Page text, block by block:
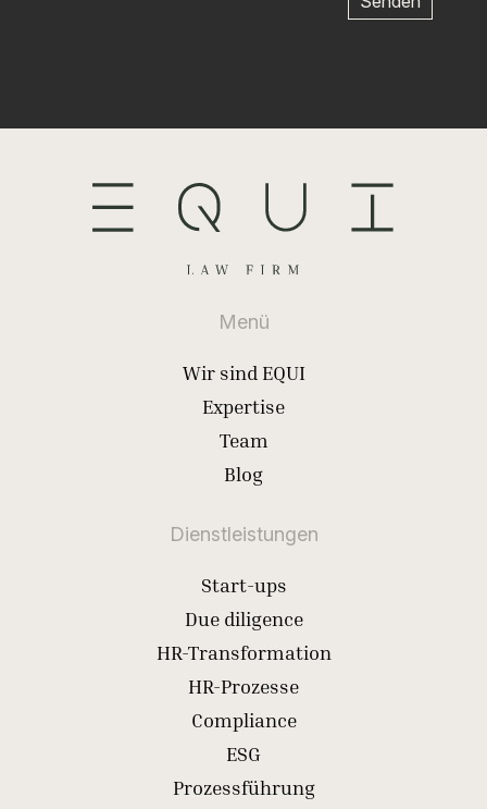
Menü
Wir sind EQUI
Expertise
Team
Blog
Dienstleistungen
Start-ups
Due diligence
HR-Transformation
HR-Prozesse
Compliance
ESG
Prozessführung